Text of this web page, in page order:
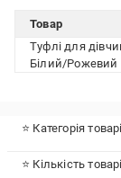
Товар
Туфлі для
Білий/Рожевий
⭐ Категорія
⭐ Кількість